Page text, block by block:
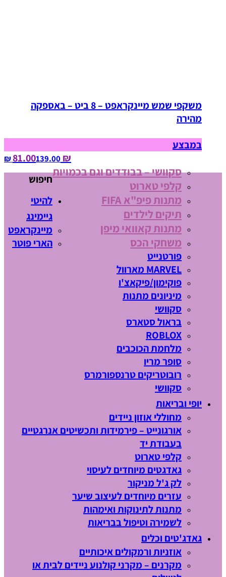
משקפי שמש מיינקראפט – 8 ביט – באספקה
מהירה
במבצע
₪ 81.00
139.00‏ ₪
סקוושי – בבודדים וגם בכמויות
קלפי טארוט
מתנות פיפ"א FIFA
תיקים לילדים
מתנות קאוואי מיפן
משחקי הכס
חיפוש
להיטי
גיימינג
מיינקראפט
הארי פוטר
פורטנייט
MARVEL מארוול
פוקימון/פיקאצ'ו
מיניונים מתנות
סקוושי
בראול סטארס
ROBLOX
מלחמת הכוכבים
סופר מריו
רובוטריקים טרנספורמרס
סקוושי
יופי ובריאות
מחוללי אוזון ניידים
אורגונייט – פירמידות ותכשיטים אנרגטיים
בעבודת יד
קלפי טארוט
גאדגטים מיוחדים לעיסוי
לק ג'ל מניקור
עזרים מיוחדים לעיצוב שיער
מתנות לתינוקות ואימהות
לשמירה וטיפול בבריאות
גאדג'טים וכלים
אוזניות ורמקולים איכותיים
מקרנים – מקרני קולנוע ניידים לבית או